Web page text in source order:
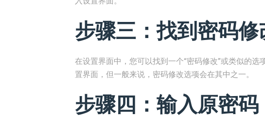
步骤三：找到密码修
在设置界面中，您可以找到一个“密码修改”或类似的
置界面，但一般来说，密码修改选项会在其中之一。
步骤四：输入原密码